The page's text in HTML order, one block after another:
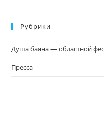
Рубрики
Душа баяна — областной
Пресса